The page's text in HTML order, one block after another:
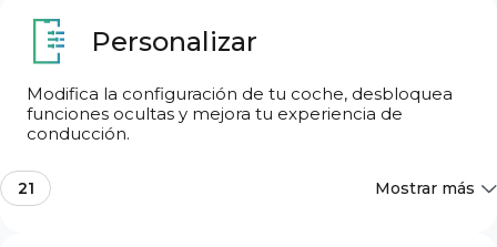
Buscar funciones
Personalizar
Modifica la configuración de tu coche, desbloquea
funciones ocultas y mejora tu experiencia de
conducción.
21 Mostrar más